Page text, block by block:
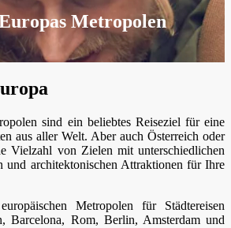
Metropolen
sind ein beliebtes Reiseziel für eine
aus aller Welt. Aber auch Österreich oder
Vielzahl von Zielen mit unterschiedlichen
und architektonischen Attraktionen für Ihre
Metropolen für Städtereisen
Barcelona, Rom, Berlin, Amsterdam und